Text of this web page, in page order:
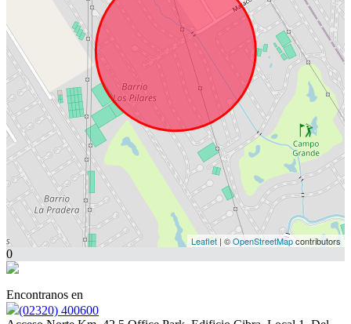
Leaflet | ©OpenStreetMapcontributors
0
Encontranos en
(02320) 400600